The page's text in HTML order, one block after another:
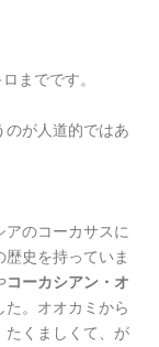
までです。
のが人道的ではあ
アのコーカサスに
史を持っていま
コーカシアン・オ
た。オオカミから
たくましくて、が